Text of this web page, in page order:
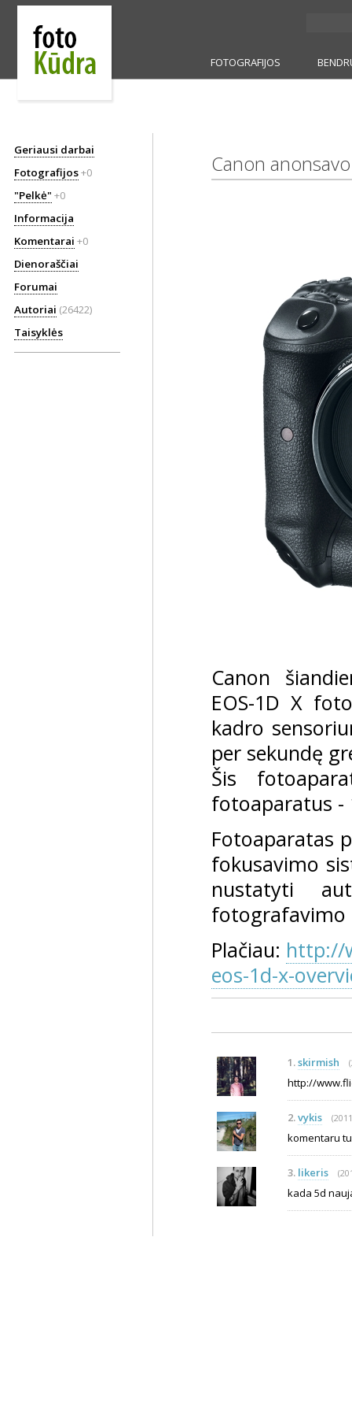
FOTOGRAFIJOS
Geriausi darbai
Fotografijos+0
"Pelkė" +0
Informacija
Komentarai +0
Dienoraščiai
Forumai
Autoriai (26422)
Taisyklės
Canon
Canon
EOS-1D X
kadro
per sekundę
Šis
fotoaparatus -
Fotoaparatas
fokusavimo
nustatyti
fotografavimo
Plačiau: http://
eos-1d-x-
1.skirmish
http://
2.vykis
komentaru
3. likeris
kada 5d